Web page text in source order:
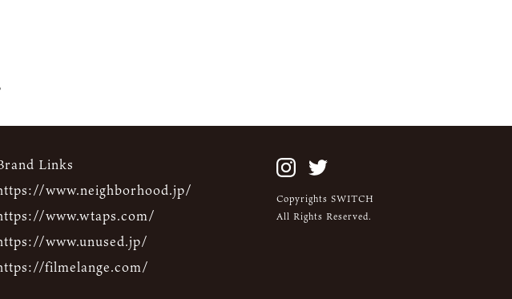
Links
www.neighborhood.jp/
www.wtaps.com/
www.unused.jp/
filmelange.com/
Copyrights SWITCH
All Rights Reserved.